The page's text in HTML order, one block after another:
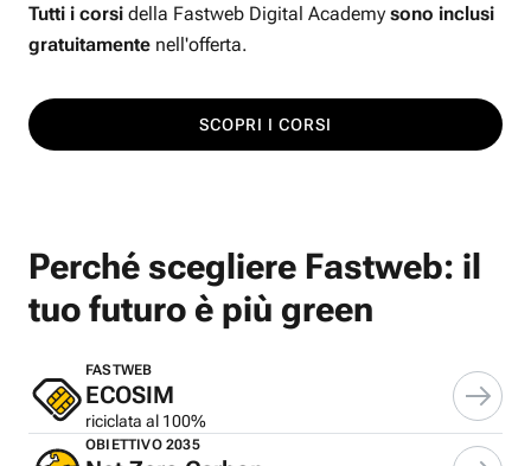
Tutti i corsi della Fastweb Digital Academy sono inclusi
gratuitamente nell'offerta.
SCOPRI I CORSI
Perché scegliere Fastweb: il
tuo futuro è più green
FASTWEB
ECOSIM
riciclata al 100%
OBIETTIVO 2035